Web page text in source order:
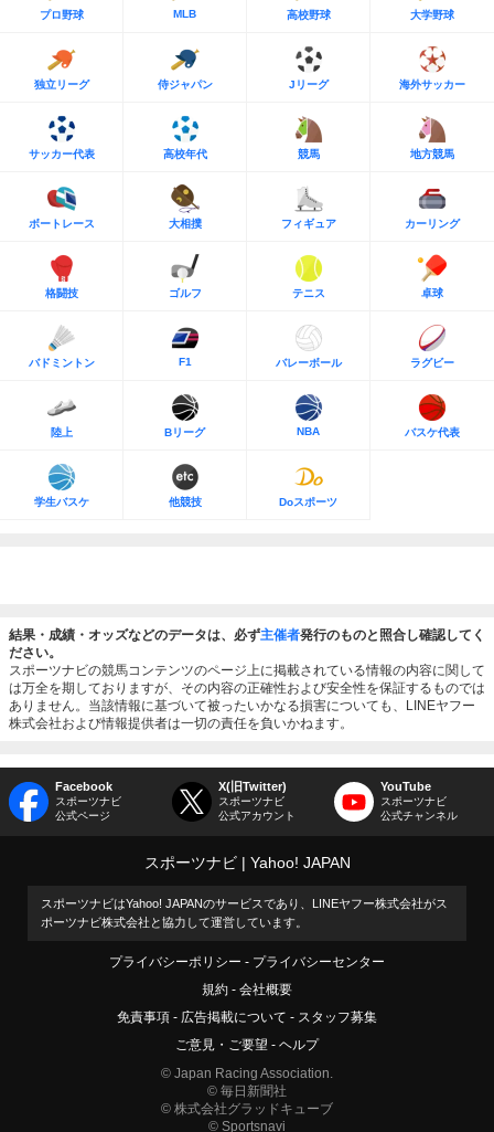
プロ野球 MLB 高校野球 大学野球
独立リーグ 侍ジャパン Jリーグ 海外サッカー
サッカー代表 高校年代 競馬 地方競馬
ボートレース 大相撲 フィギュア カーリング
格闘技 ゴルフ テニス 卓球
バドミントン F1 バレーボール ラグビー
陸上 Bリーグ NBA バスケ代表
学生バスケ 他競技 Doスポーツ
結果・成績・オッズなどのデータは、必ず主催者発行のものと照合し確認してく
ださい。
スポーツナビの競馬コンテンツのページ上に掲載されている情報の内容に関して
は万全を期しておりますが、その内容の正確性および安全性を保証するものでは
ありません。当該情報に基づいて被ったいかなる損害についても、LINEヤフー
株式会社および情報提供者は一切の責任を負いかねます。
Facebook
スポーツナビ
公式ページ
X(旧Twitter)
スポーツナビ
公式アカウント
YouTube
スポーツナビ
公式チャンネル
スポーツナビ Yahoo! JAPAN
スポーツナビはYahoo! JAPANのサービスであり、LINEヤフー株式会社がス
ポーツナビ株式会社と協力して運営しています。
プライバシーポリシー
プライバシーセンター
規約
会社概要
免責事項
広告掲載について
スタッフ募集
ご意見・ご要望
ヘルプ
© Japan Racing Association.
© 毎日新聞社
© 株式会社グラッドキューブ
© Sportsnavi